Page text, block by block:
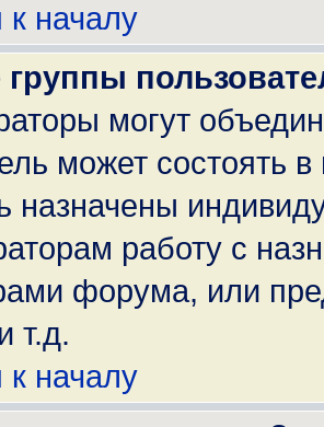
к началу
группы
могут
может состоять
назначены
работу с
форума, или
т.д.
к началу